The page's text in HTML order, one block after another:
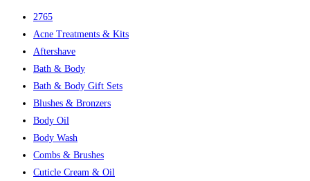
2765
Acne Treatments & Kits
Aftershave
Bath & Body
Bath & Body Gift Sets
Blushes & Bronzers
Body Oil
Body Wash
Combs & Brushes
Cuticle Cream & Oil